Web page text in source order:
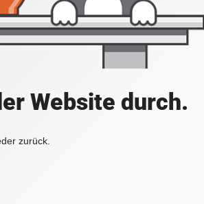
Website durch.
zurück.